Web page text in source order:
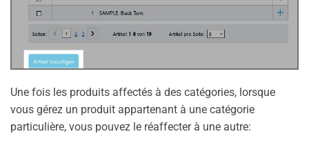
Une fois les produits affectés à des catégories, lorsque
vous gérez un produit appartenant à une catégorie
particulière, vous pouvez le réaffecter à une autre: